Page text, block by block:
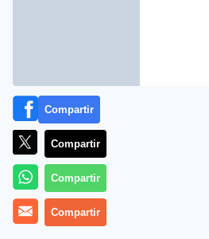
La tecnología ha transformado
Compartir
Compartir
Compartir
Compartir